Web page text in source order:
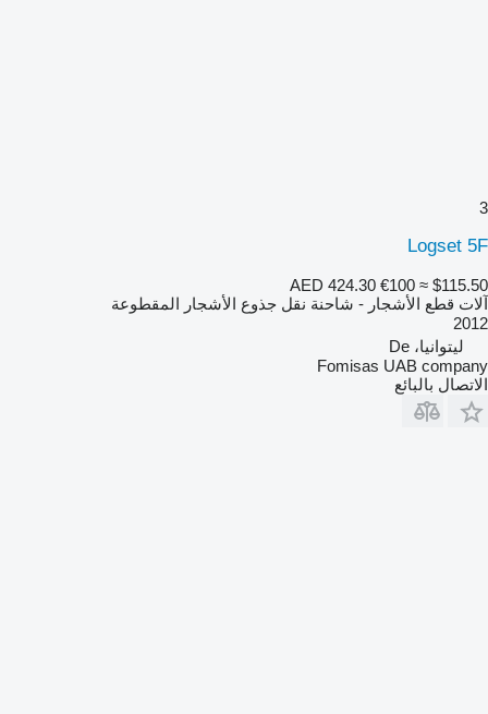
3
Logset 5F
AED 424.30 €100 ≈ $115.50
آلات قطع الأشجار - شاحنة نقل جذوع الأشجار المقطوعة
2012
ليتوانيا، De
Fomisas UAB company
الاتصال بالبائع